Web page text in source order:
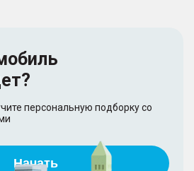
персональную подборку со
Начать